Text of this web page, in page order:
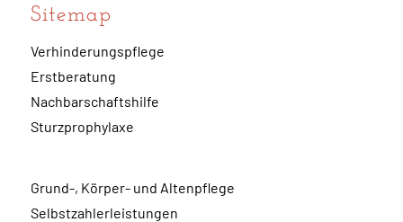
Sitemap
Verhinderungspflege
Erstberatung
Nachbarschaftshilfe
Sturzprophylaxe
Grund-, Körper- und Altenpflege
Selbstzahlerleistungen